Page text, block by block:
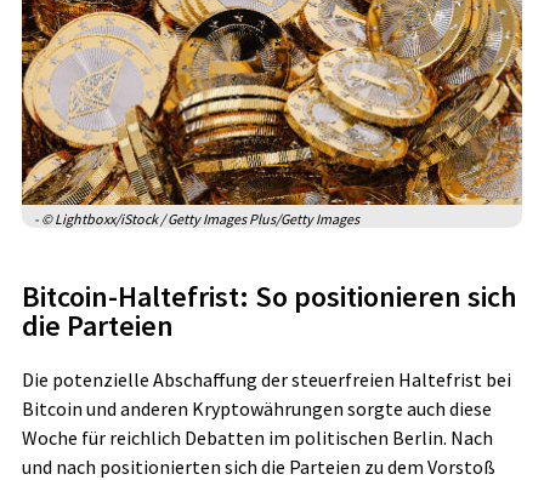
- © Lightboxx/iStock / Getty Images Plus/Getty Images
Bitcoin-Haltefrist: So positionieren sich
die Parteien
Die potenzielle Abschaffung der steuerfreien Haltefrist bei
Bitcoin und anderen Kryptowährungen sorgte auch diese
Woche für reichlich Debatten im politischen Berlin. Nach
und nach positionierten sich die Parteien zu dem Vorstoß